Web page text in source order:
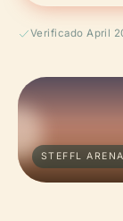
Verificado April
STEFFL